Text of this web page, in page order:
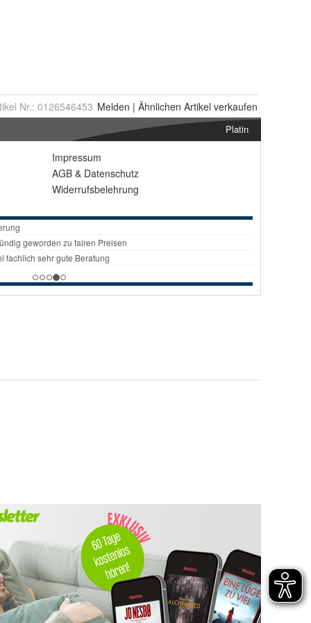
Nr.: 0126546453 Melden | Ähnlichen Artikel verkaufen
Platin
Impressum
AGB & Datenschutz
Widerrufsbelehrung